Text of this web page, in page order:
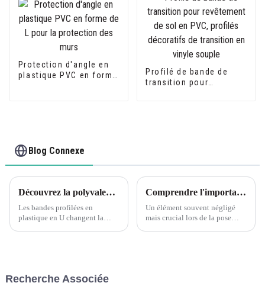
Protection d'angle en
plastique PVC en forme
Profilé de bande de
transition pour
Blog Connexe
Découvrez la polyvalence des profilés en U en PVC Leguwe
Les bandes profilées en
plastique en U changent la
Comprendre l'importance des profils de bandes de transition pour revêtements de sol en PVC Leguwe
Un élément souvent négligé
mais crucial lors de la pose
Recherche Associée